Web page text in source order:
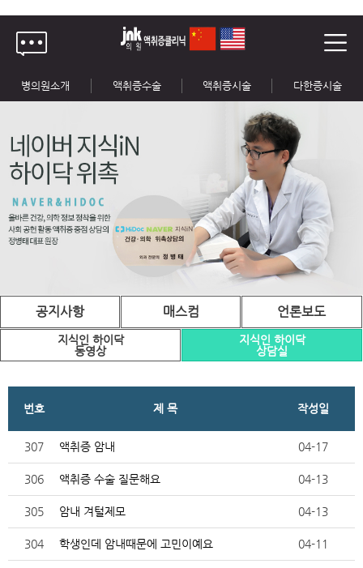
병의원소개 액취증수술 액취증시술 다한증시술
공지사항 매스컴 언론보도
지식인 하이닥
동영상
지식인 하이닥
상담실
번호 제 목 작성일
307 액취증 암내 04-17
306 액취증 수술 질문해요 04-13
305 암내 겨털제모 04-13
304 학생인데 암내때문에 고민이예요 04-11